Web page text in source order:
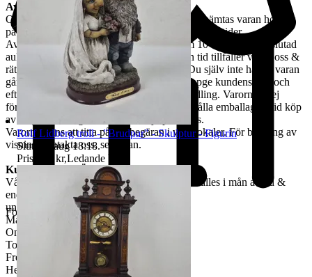
Avhämtning
Om ingen annan avhämtningsadress angetts, hämtas varan hos oss
på Tjalmargatan 4B i Östersund under våra öppettider.
Avhämtning av vunna varor skall ske inom 10 dagar efter avslutad
auktion. Om varan ej hämtas inom angiven tid tillfaller varan oss &
rätten till återbetalning är förbrukad. Kan Du själv inte hämta varan
går det skicka ett ombud. Ombudet skall uppge kundens för- och
efternamn, varubeskrivning & egen ID-handling. Varorna är ej
förpackade & kunden måste själv tillhandahålla emballage. Vid köp
av skrymmande gods, måste bärhjälp medtas.
Varorna finns att titta på vid begäran i våra lokaler. För bokning av
visning kontakta oss, se nedan.
Kundservice & Öppettider
Vår kundservice bedrivs via e-post. Svar erhålles i mån av tid &
endast
under våra öppettider.
Måndag-Tisdag: 12:00-16:30
Onsdag: 8:00-18:00
Torsdag: 12:00-16:30
Fredag: 10:00-15:00
Helgdagar & röda dagar STÄNGT
Företag
Rolf Lidberg troll - "Brudpar" - Skulptur - Figurin
Sluttid
9 aug 18:18.
Pris:
325 kr,Ledande bud